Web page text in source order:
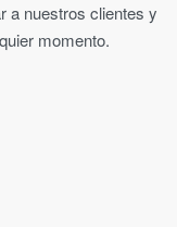
a nuestros clientes y
momento.